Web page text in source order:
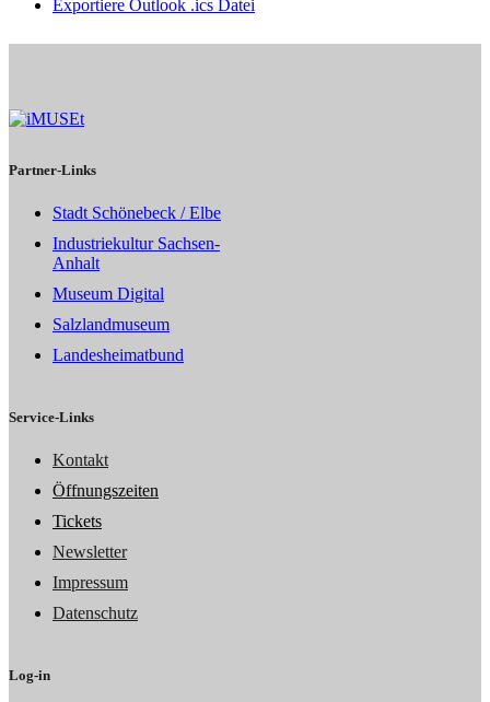
Exportiere Outlook .ics Datei
Partner-Links
Stadt Schönebeck / Elbe
Industriekultur Sachsen-
Anhalt
Museum Digital
Salzlandmuseum
Landesheimatbund
Service-Links
Kontakt
Öffnungszeiten
Tickets
Newsletter
Impressum
Datenschutz
Log-in